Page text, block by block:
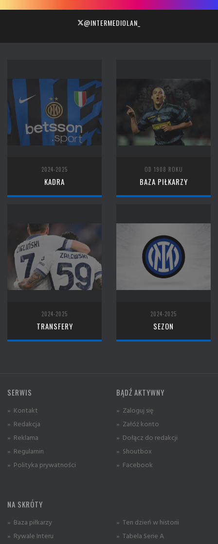
@INTERMEDIOLAN_
2024-2025
KADRA
OD 1908 ROKU
BAZA PIŁKARZY
2024-2025
TRANSFERY
2024-2025
SEZON
SERWIS
» Kontakt
» Redakcja
» Reklama
» Regulamin
» Polityka prywatności
BĄDŹ AKTYWNY
» Zaloguj się
» Załóż konto
» Dołącz do redakcji
» Shoutbox
» Facebook
NA SKRÓTY
» Baza piłkarzy
» Rywale Interu
» Ten dzień w historii
» Tabela Serie A